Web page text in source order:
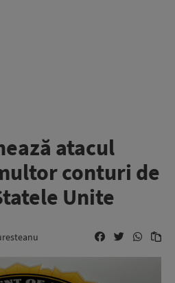
atacul
conturi de
Unite